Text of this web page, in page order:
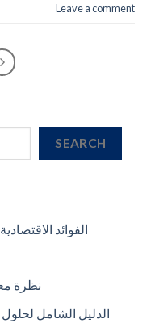
Leave a comment
SEARCH
الفوائد
نظرة
الدليل الشامل